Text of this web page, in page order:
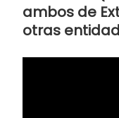
ambos de
otras